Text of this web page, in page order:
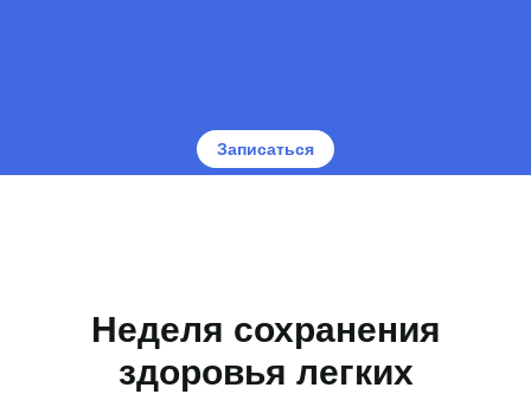
Записаться
Неделя сохранения
здоровья легких